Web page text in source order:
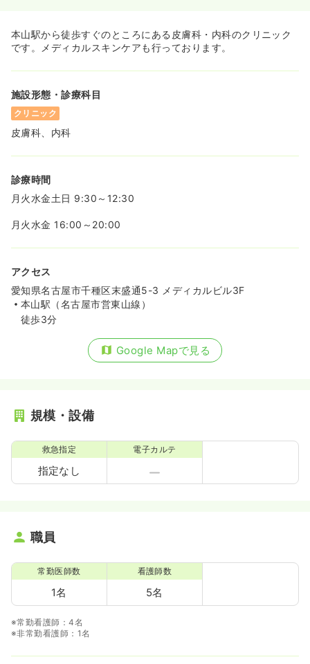
本山駅から徒歩すぐのところにある皮膚科・内科のクリニック
です。メディカルスキンケアも行っております。
施設形態・診療科目
クリニック
皮膚科、内科
診療時間
月火水金土日 9:30～12:30
月火水金 16:00～20:00
アクセス
愛知県名古屋市千種区末盛通5-3 メディカルビル3F
本山駅（名古屋市営東山線）
徒歩3分
Google Mapで見る
規模・設備
救急指定
指定なし
電子カルテ
職員
常勤医師数
1名
看護師数
5名
※常勤看護師：4名
※非常勤看護師：1名